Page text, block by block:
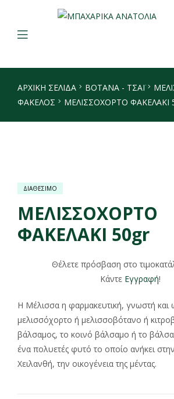
ΑΡΧΙΚΉ ΣΕΛΊΔΑ ΒΟΤΑΝΑ - ΤΣΑΪ
ΦΆΚΕΛΟΣ
ΜΕΛΙΣΣΟΧΟΡΤΟ ΦΑΚΕΛΑΚΙ
ΔΙΑΘΕΣΙΜΟ
ΜΕΛΙΣΣΟΧΟΡΤΟ
ΦΑΚΕΛΑΚΙ 50gr
Θέλετε πρόσβαση στο
Κάντε Εγγραφή!
Η Μέλισσα η φαρμακευτική, γνωστή και
μελισσόχορτο ή μελισσοβότανο ή
βάλσαμος, το κοινό βάλσαμο ή το
ένα πολυετές φυτό το οποίο ανήκει
Χειλανθή, την οικογένεια της μέντας.